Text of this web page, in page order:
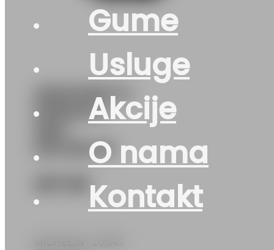
Gume
Usluge
Akcije
O nama
Kontakt
205/45R17 E-
PRIMACY
MICHELIN